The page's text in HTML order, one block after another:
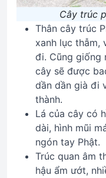
Cây trúc
Thân cây trúc
xanh lục thẫm,
đi. Cũng giống
cây sẽ được
dần dần già đi
thành.
Lá của cây có
dài, hình mũi
ngón tay Phật.
Trúc quan âm
hậu ẩm ướt,